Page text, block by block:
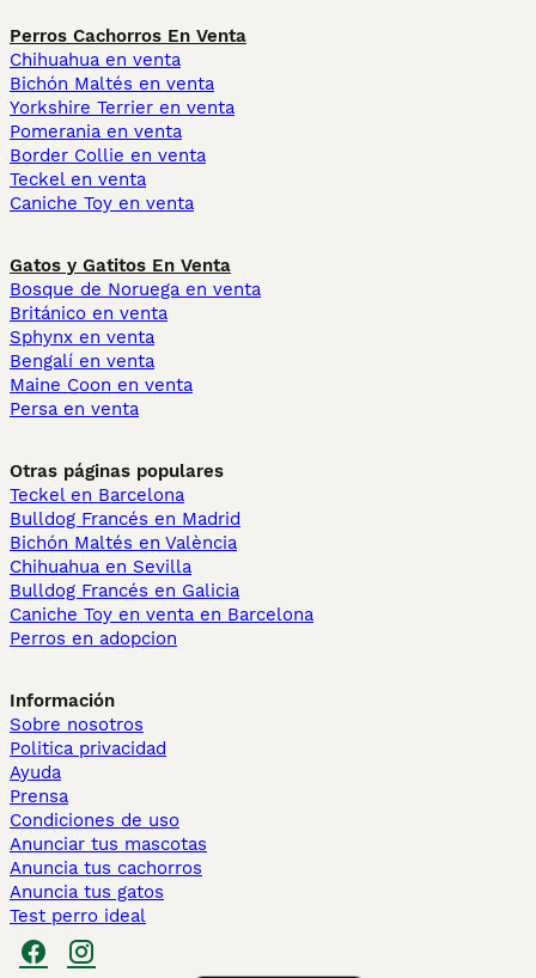
Perros Cachorros En Venta
Chihuahua en venta
Bichón Maltés en venta
Yorkshire Terrier en venta
Pomerania en venta
Border Collie en venta
Teckel en venta
Caniche Toy en venta
Gatos y Gatitos En Venta
Bosque de Noruega en venta
Británico en venta
Sphynx en venta
Bengalí en venta
Maine Coon en venta
Persa en venta
Otras páginas populares
Teckel en Barcelona
Bulldog Francés en Madrid
Bichón Maltés en València
Chihuahua en Sevilla
Bulldog Francés en Galicia
Caniche Toy en venta en Barcelona
Perros en adopcion
Información
Sobre nosotros
Politica privacidad
Ayuda
Prensa
Condiciones de uso
Anunciar tus mascotas
Anuncia tus cachorros
Anuncia tus gatos
Test perro ideal